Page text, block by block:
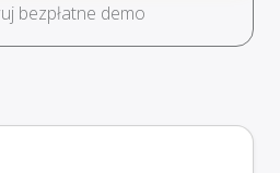
bezpłatne demo